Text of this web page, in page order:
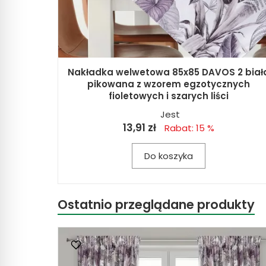
Nakładka welwetowa 85x85 DAVOS 2
pikowana z wzorem egzotycznych
fioletowych i szarych liści
Jest
13,91 zł Rabat: 15 %
Do koszyka
Ostatnio przeglądane produkty